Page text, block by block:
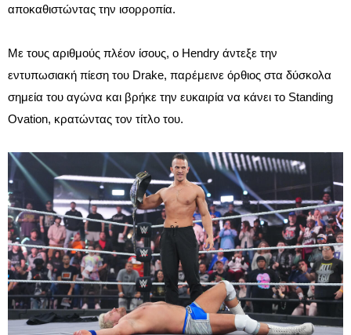
αποκαθιστώντας την ισορροπία.
Με τους αριθμούς πλέον ίσους, ο Hendry άντεξε την
εντυπωσιακή πίεση του Drake, παρέμεινε όρθιος στα δύσκολα
σημεία του αγώνα και βρήκε την ευκαιρία να κάνει το Standing
Ovation, κρατώντας τον τίτλο του.